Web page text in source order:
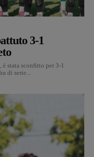
3-1
stata sconfitto per 3-1
di serie...